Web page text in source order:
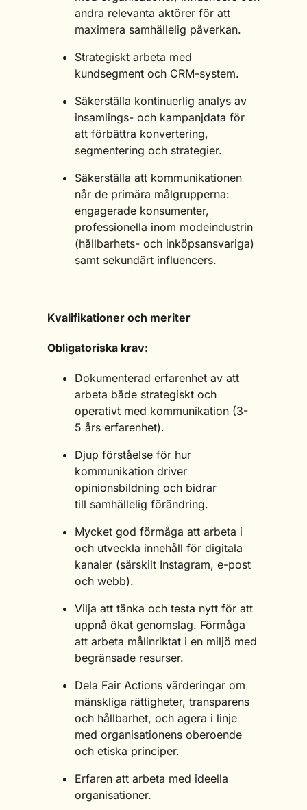
andra relevanta aktörer för att
maximera samhällelig påverkan.
Strategiskt arbeta med
kundsegment och CRM-system.
Säkerställa kontinuerlig analys av
insamlings- och kampanjdata för
att förbättra konvertering,
segmentering och strategier.
Säkerställa att kommunikationen
når de primära målgrupperna:
engagerade konsumenter,
professionella inom modeindustrin
(hållbarhets- och inköpsansvariga)
samt sekundärt influencers.
Kvalifikationer och meriter
Obligatoriska krav:
Dokumenterad erfarenhet av att
arbeta både strategiskt och
operativt med kommunikation (3-
5 års erfarenhet).
Djup förståelse för hur
kommunikation driver
opinionsbildning och bidrar
till samhällelig förändring.
Mycket god förmåga att arbeta i
och utveckla innehåll för digitala
kanaler (särskilt Instagram, e-post
och webb).
Vilja att tänka och testa nytt för att
uppnå ökat genomslag. Förmåga
att arbeta målinriktat i en miljö med
begränsade resurser.
Dela Fair Actions värderingar om
mänskliga rättigheter, transparens
och hållbarhet, och agera i linje
med organisationens oberoende
och etiska principer.
Erfaren att arbeta med ideella
organisationer.